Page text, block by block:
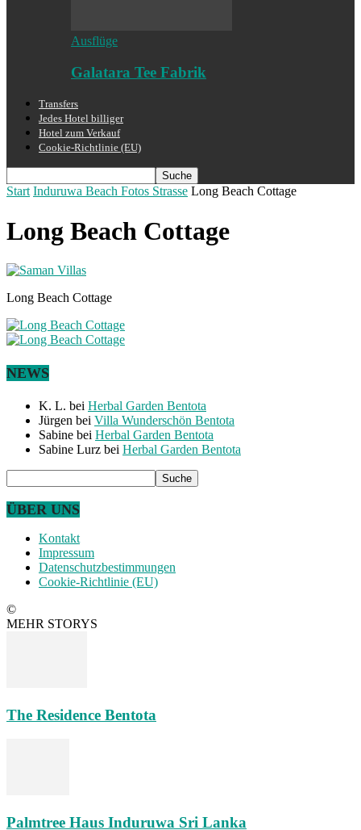
Ausflüge
Galatara Tee Fabrik
Transfers
Jedes Hotel billiger
Hotel zum Verkauf
Cookie-Richtlinie (EU)
Start Induruwa Beach Fotos Strasse Long Beach Cottage
Long Beach Cottage
Long Beach Cottage
NEWS
K. L. bei Herbal Garden Bentota
Jürgen bei Villa Wunderschön Bentota
Sabine bei Herbal Garden Bentota
Sabine Lurz bei Herbal Garden Bentota
ÜBER UNS
Kontakt
Impressum
Datenschutzbestimmungen
Cookie-Richtlinie (EU)
©
MEHR STORYS
The Residence Bentota
Palmtree Haus Induruwa Sri Lanka